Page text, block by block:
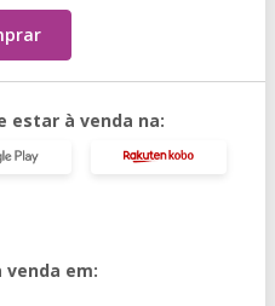
estar à venda na:
em: